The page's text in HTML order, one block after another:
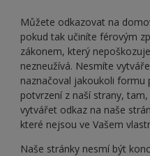
Můžete odkazovat na
pokud tak učiníte férovým
zákonem, který
nezneužívá. Nesmíte
naznačoval jakoukoli formu
potvrzení z naší strany,
vytvářet odkaz na naše
které nejsou ve Vašem
Naše stránky nesmí být